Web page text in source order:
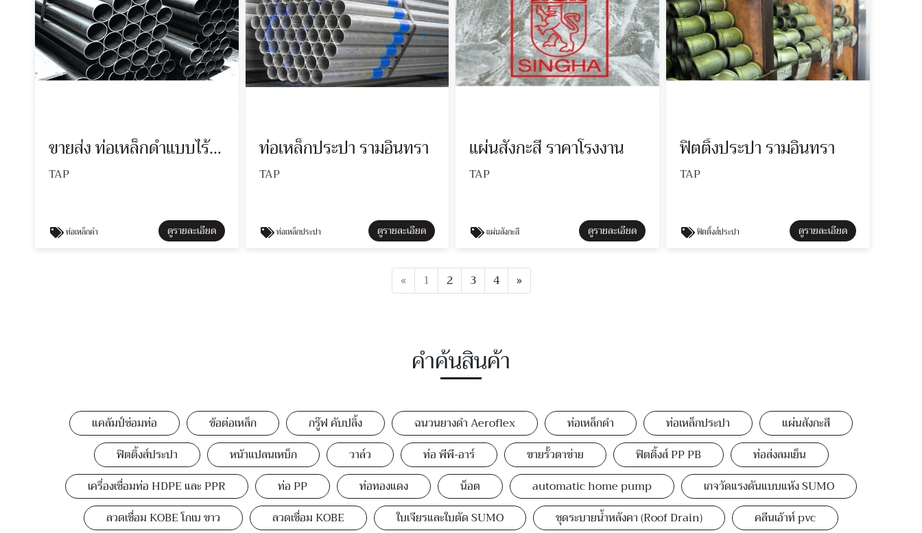
ขายส่ง ท่อเหล็กดำแบบไร้ตะเข็บ
TAP
ท่อเหล็กดำ ดูรายละเอียด
ท่อเหล็กประปา รามอินทรา
TAP
ท่อเหล็กประปา ดูรายละเอียด
แผ่นสังกะสี ราคาโรงงาน
TAP
แผ่นสังกะสี ดูรายละเอียด
ฟิตติ้งประปา รามอินทรา
TAP
ฟิตติ้งส์ประปา ดูรายละเอียด
«Previous
1 2 3 4 »Next
คำค้นสินค้า
แคล้มป์ซ่อมท่อ ข้อต่อเหล็ก กรู๊ฟ คับปลิ้ง ฉนวนยางดำ Aeroflex ท่อเหล็กดำ ท่อเหล็กประปา
แผ่นสังกะสี
ฟิตติ้งส์ประปา
หน้าแปลนเหบ็ก วาล์ว ท่อ พีพี-อาร์ ขายรั้วตาข่าย ฟิตติ้งส์ PP PB
ท่อส่งลมเย็น
เครื่องเชื่อมท่อ HDPE และ PPR
ท่อ PP ท่อทองแดง น็อต automatic home pump
เกจวัดแรงดันแบบแห้ง SUMO
ลวดเชื่อม KOBE โกเบ ขาว
ลวดเชื่อม KOBE ใบเจียรและใบตัด SUMO ชุดระบายน้ำหลังคา (Roof Drain)
คลีนเอ้าท์ pvc